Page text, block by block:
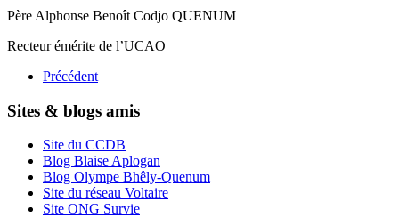
Père Alphonse Benoît Codjo QUENUM
Recteur émérite de l’UCAO
Précédent
Sites & blogs amis
Site du CCDB
Blog Blaise Aplogan
Blog Olympe Bhêly-Quenum
Site du réseau Voltaire
Site ONG Survie